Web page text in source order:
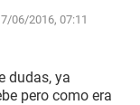
06/2016, 07:11
dudas, ya
pero como era